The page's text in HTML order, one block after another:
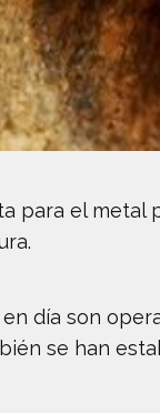
para el
día son
se han